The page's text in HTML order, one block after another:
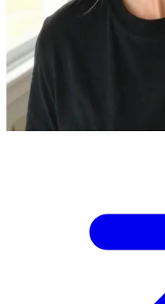
Сельма - невимушена данка
Ви зустрічаєте Сельму в
розпущене каштанове
футболку. \n Вона виглядає
почати з нею розмову.
Show more